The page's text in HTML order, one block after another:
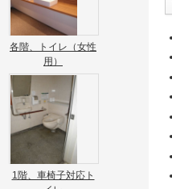
各階、トイレ（女性
用）
1階、車椅子対応ト